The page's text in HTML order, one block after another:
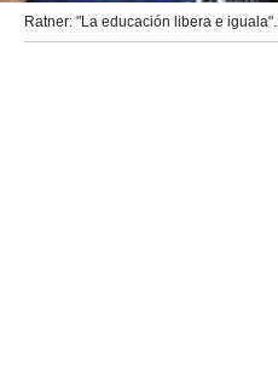
Ratner: "La educación libera e iguala".